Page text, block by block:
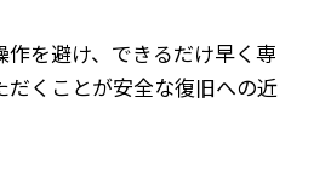
を避け、できるだけ早く専
だくことが安全な復旧への近